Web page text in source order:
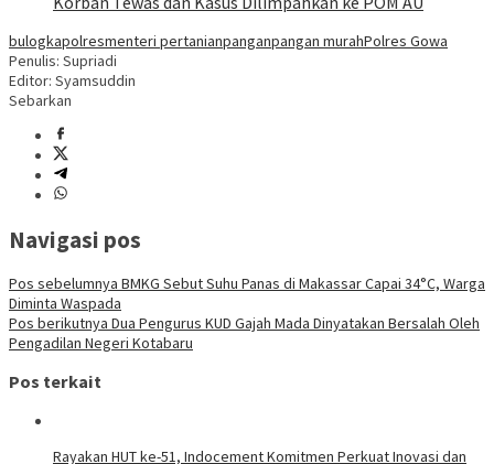
bulogkapolresmenteri pertanianpanganpangan murahPolres Gowa
Penulis: Supriadi
Editor: Syamsuddin
Sebarkan
Navigasi pos
Pos sebelumnya BMKG Sebut Suhu Panas di Makassar Capai 34°C, Warga
Diminta Waspada
Pos berikutnya Dua Pengurus KUD Gajah Mada Dinyatakan Bersalah Oleh
Pengadilan Negeri Kotabaru
Pos terkait
Rayakan HUT ke-51, Indocement Komitmen Perkuat Inovasi dan